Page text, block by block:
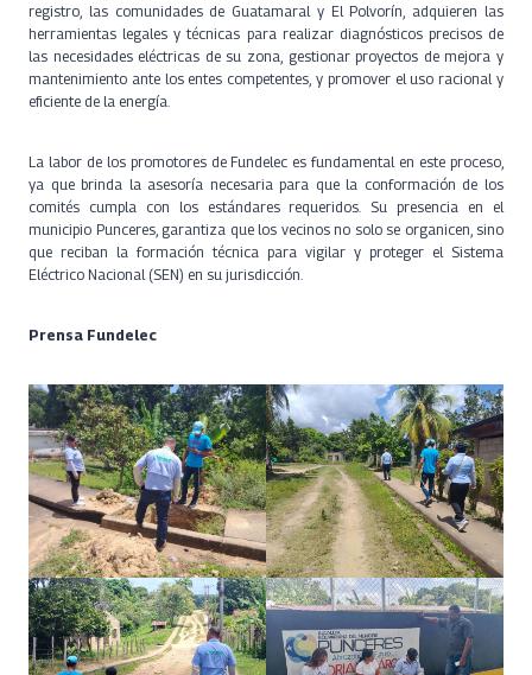
registro, las comunidades de Guatamaral y El Polvorín, adquieren las
herramientas legales y técnicas para realizar diagnósticos precisos de
las necesidades eléctricas de su zona, gestionar proyectos de mejora y
mantenimiento ante los entes competentes, y promover el uso racional y
eficiente de la energía.
La labor de los promotores de Fundelec es fundamental en este proceso,
ya que brinda la asesoría necesaria para que la conformación de los
comités cumpla con los estándares requeridos. Su presencia en el
municipio Punceres, garantiza que los vecinos no solo se organicen, sino
que reciban la formación técnica para vigilar y proteger el Sistema
Eléctrico Nacional (SEN) en su jurisdicción.
Prensa Fundelec